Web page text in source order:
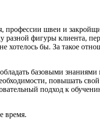
профессии швеи и
фигуры клиента,
хотелось бы. За такое
базовыми
повышать
подход к
время.